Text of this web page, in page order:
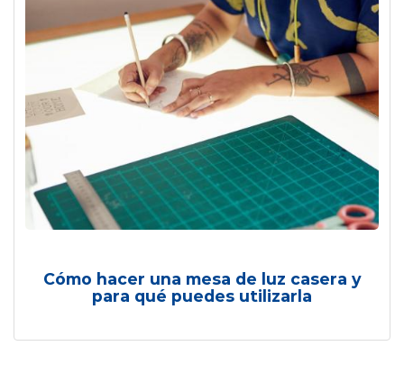
Cómo hacer una mesa de luz casera y
para qué puedes utilizarla